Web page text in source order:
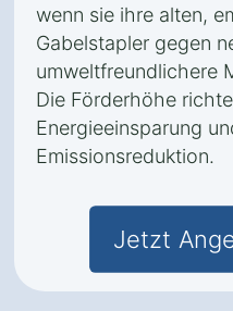
wenn sie ihre alten,
Gabelstapler gegen
umweltfreundlichere
Die Förderhöhe
Energieeinsparung
Emissionsreduktion.
Jetzt